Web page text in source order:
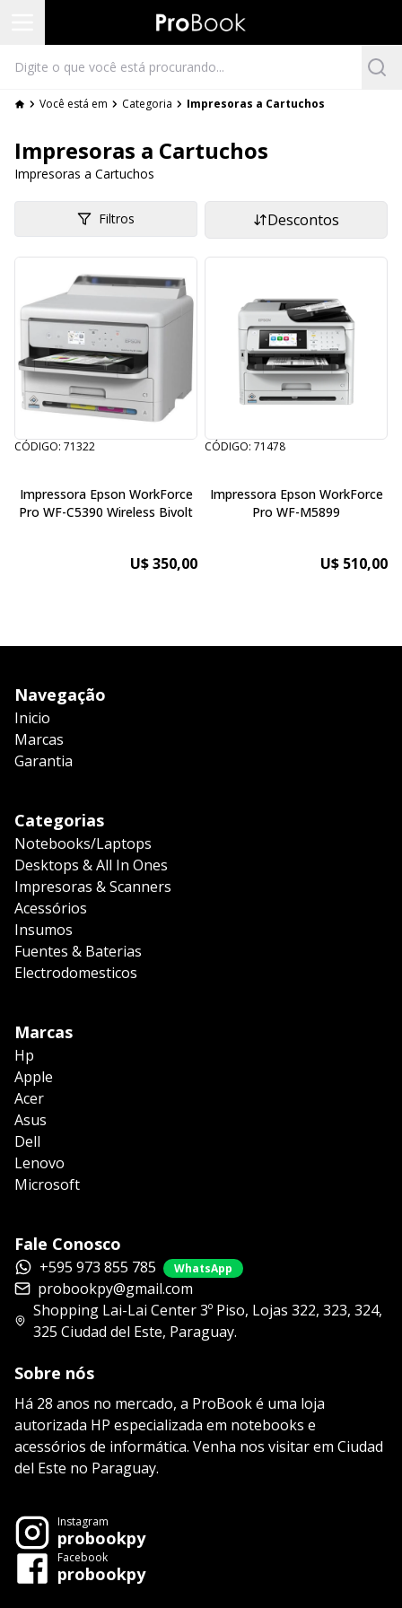
Você está em Categoria Impresoras a Cartuchos
Impresoras a Cartuchos
Impresoras a Cartuchos
Filtros Descontos
CÓDIGO: 71322
Impressora Epson WorkForce
Pro WF-C5390 Wireless Bivolt
U$ 350,00
CÓDIGO: 71478
Impressora Epson WorkForce
Pro WF-M5899
U$ 510,00
Navegação
Inicio
Marcas
Garantia
Categorias
Notebooks/Laptops
Desktops & All In Ones
Impresoras & Scanners
Acessórios
Insumos
Fuentes & Baterias
Electrodomesticos
Marcas
Hp
Apple
Acer
Asus
Dell
Lenovo
Microsoft
Fale Conosco
+595 973 855 785 WhatsApp
probookpy@gmail.com
Shopping Lai-Lai Center 3º Piso, Lojas 322, 323, 324,
325 Ciudad del Este, Paraguay.
Sobre nós
Há 28 anos no mercado, a ProBook é uma loja
autorizada HP especializada em notebooks e
acessórios de informática. Venha nos visitar em Ciudad
del Este no Paraguay.
Instagram
probookpy
Facebook
probookpy